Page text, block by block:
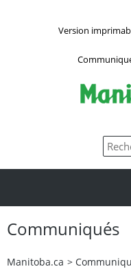
Version
Communiqués
Manitoba.ca >